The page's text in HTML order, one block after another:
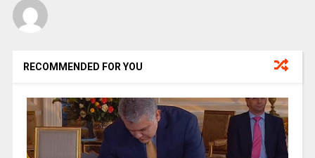
RECOMMENDED FOR YOU